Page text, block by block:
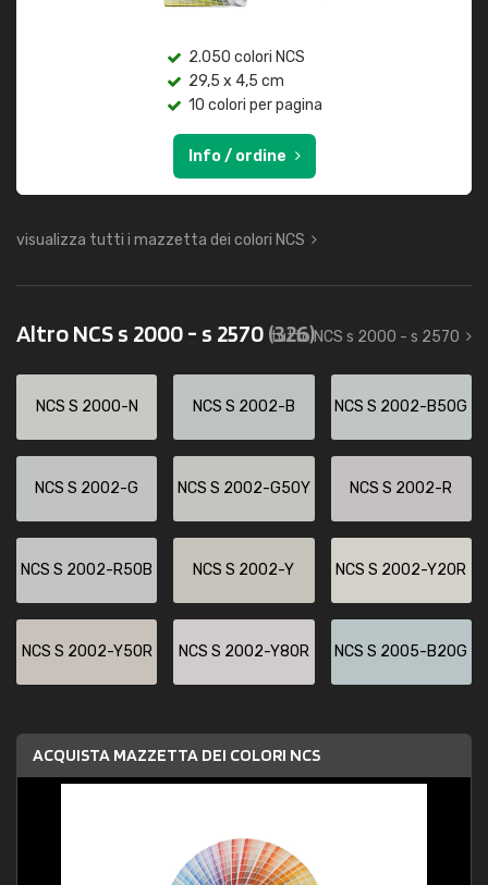
2.050 colori NCS
29,5 x 4,5 cm
10 colori per pagina
Info / ordine
visualizza tutti i mazzetta dei colori NCS
Altro NCS s 2000 - s 2570(326)
tutto NCS s 2000 - s 2570
NCS S 2000-N NCS S 2002-B NCS S 2002-B50G
NCS S 2002-G NCS S 2002-G50Y NCS S 2002-R
NCS S 2002-R50B NCS S 2002-Y NCS S 2002-Y20R
NCS S 2002-Y50R NCS S 2002-Y80R NCS S 2005-B20G
ACQUISTA MAZZETTA DEI COLORI NCS